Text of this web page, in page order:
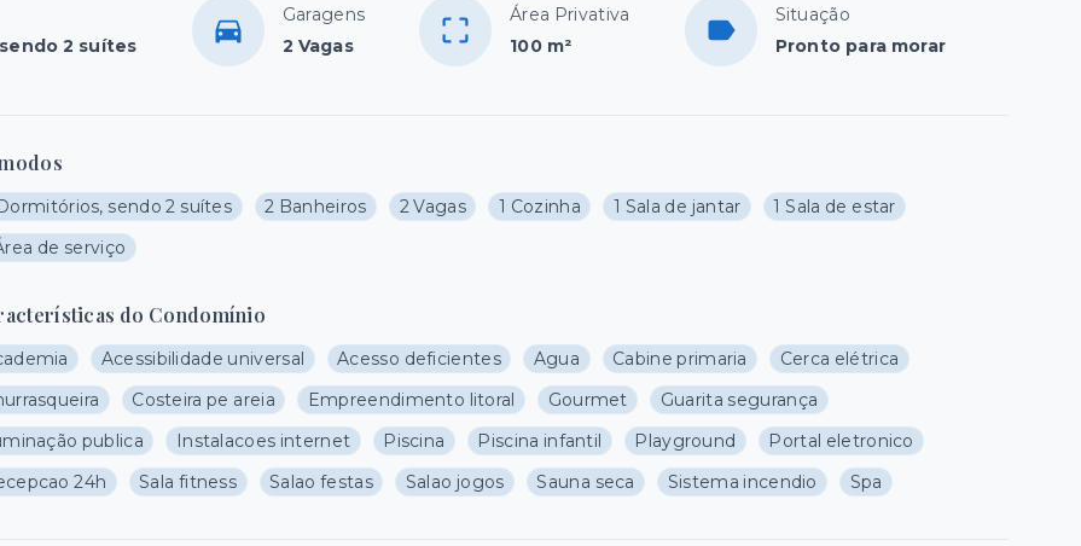
2 suítes
Garagens
2 Vagas
Área Privativa
100 m²
Situação
Pronto para morar
sendo 2 suítes 2 Banheiros 2 Vagas 1 Cozinha 1 Sala de jantar
1 Sala de estar
de serviço
do Condomínio
Acessibilidade universal Acesso deficientes Agua Cabine primaria
Cerca elétrica
Costeira pe areia Empreendimento litoral Gourmet
Guarita segurança
publica
Instalacoes internet Piscina Piscina infantil Playground
Portal eletronico
24h
Sala fitness Salao festas Salao jogos Sauna seca Sistema incendio Spa